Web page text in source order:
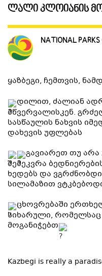
ᲒᲐᲜᲗᲐᲕᲡᲔᲑᲐ ᲓᲐ ᲙᲕᲔᲑᲐ
ᲡᲐᲧᲘᲓᲔᲚᲘ ᲜᲘᲕᲗᲔᲑᲘ
ლალი კლოიანის
NATIONAL PARKS
ყაზბეგი, ჩემთვის,
დილით, ძალიან
მწვერვალისკენ.
სასწაულის ნახვის
დახევის უფლებას
გავიარეთ თუ
შემეკვრა
ხედებს და
სილამაზით
ცხოვრებაში
სიხარული, რომელსაც
მოგანიჭებთ
Kazbegi is really a